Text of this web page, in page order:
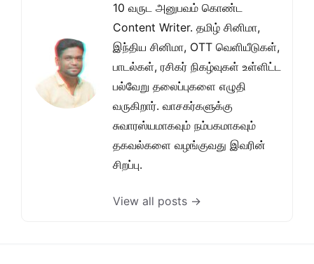
10 வருட அனுபவம் கொண்ட
Content Writer. தமிழ் சினிமா,
இந்திய சினிமா, OTT வெளியீடுகள்,
பாடல்கள், ரசிகர் நிகழ்வுகள் உள்ளிட்ட
பல்வேறு தலைப்புகளை எழுதி
வருகிறார். வாசகர்களுக்கு
சுவாரஸ்யமாகவும் நம்பகமாகவும்
தகவல்களை வழங்குவது இவரின்
சிறப்பு.
View all posts →